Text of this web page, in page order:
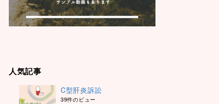
人気記事
C型肝炎訴訟
39件のビュー